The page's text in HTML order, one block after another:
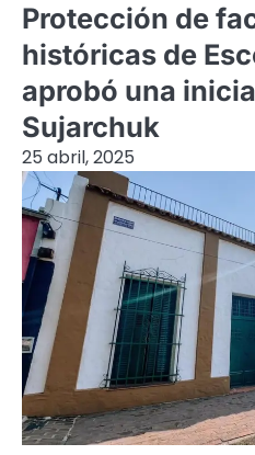
Protección de
históricas de
aprobó una
Sujarchuk
25 abril, 2025